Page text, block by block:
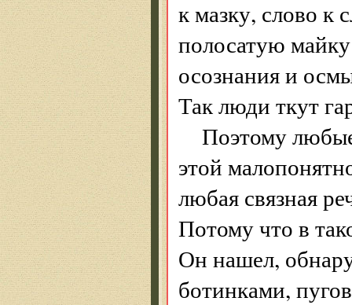
к мазку, слово
полосатую
осознания и
Так люди ткут
Поэтому
этой
любая связная
Потому что в
Он нашел,
ботинками,